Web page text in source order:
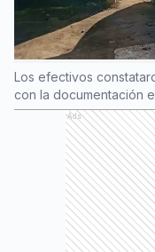
Los efectivos
con la documentación
Ads